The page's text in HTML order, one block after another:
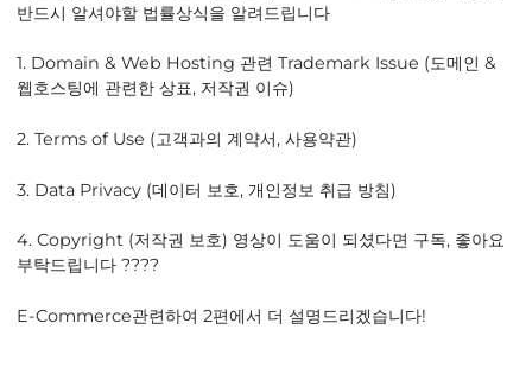
반드시 알셔야할 법률상식을 알려드립니다
1. Domain & Web Hosting 관련 Trademark Issue (도메인 &
웹호스팅에 관련한 상표, 저작권 이슈)
2. Terms of Use (고객과의 계약서, 사용약관)
3. Data Privacy (데이터 보호, 개인정보 취급 방침)
4. Copyright (저작권 보호) 영상이 도움이 되셨다면 구독, 좋아요
부탁드립니다 ????
E-Commerce관련하여 2편에서 더 설명드리겠습니다!